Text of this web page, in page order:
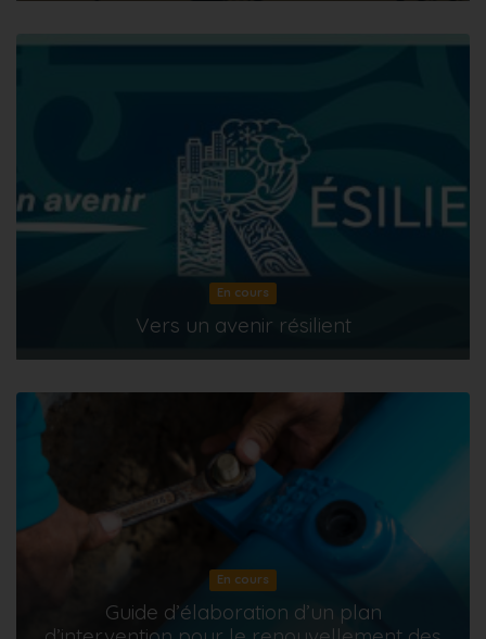
En cours
Vers un avenir résilient
En cours
Guide d’élaboration d’un plan